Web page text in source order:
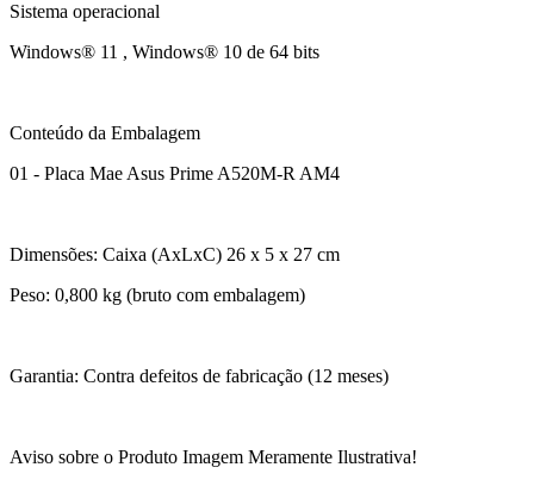
Sistema operacional
Windows® 11 , Windows® 10 de 64 bits
Conteúdo da Embalagem
01 - Placa Mae Asus Prime A520M-R AM4
Dimensões: Caixa (AxLxC) 26 x 5 x 27 cm
Peso: 0,800 kg (bruto com embalagem)
Garantia: Contra defeitos de fabricação (12 meses)
Aviso sobre o Produto Imagem Meramente Ilustrativa!